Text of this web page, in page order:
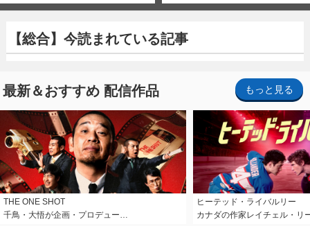
【総合】今読まれている記事
最新＆おすすめ 配信作品 もっと見る
THE ONE SHOT
千鳥・大悟が企画・プロデュー…
ヒーテッド・ライバルリー
カナダの作家レイチェル・リ